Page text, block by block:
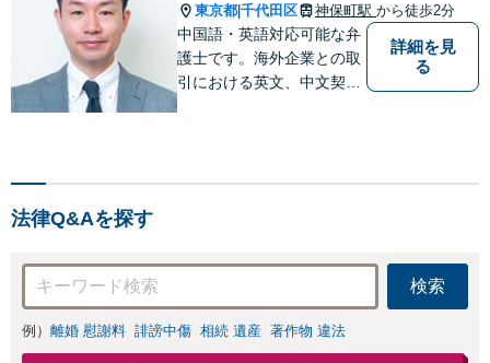
東京都 千代田区 神保町駅 から徒歩2分
中国語・英語対応可能な弁
護士です。海外企業との取
引における英文、中文契約
詳細を見
る
法律Q&Aを探す
検索
例） 離婚 慰謝料 誹謗中傷 相続 遺産 著作物 違法